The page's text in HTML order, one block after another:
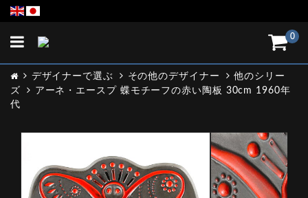
0
Toggle
デザイナーで選ぶ その他のデザイナー
他のシリー
ズ
アーネ・エースプ 蝶モチーフの赤い陶板 30cm 1960年
代